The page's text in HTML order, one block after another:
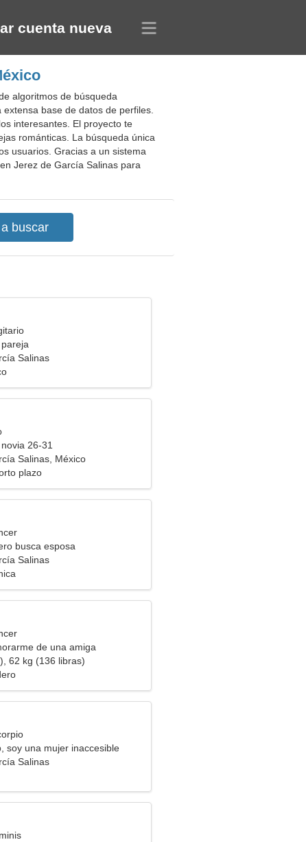
cuenta nueva
algoritmos de búsqueda
base de datos de perfiles.
interesantes. El proyecto te
románticas. La búsqueda única
usuarios. Gracias a un sistema
Jerez de García Salinas para
Salinas
26-31
Salinas, México
plazo
busca esposa
Salinas
de una amiga
62 kg (136 libras)
soy una mujer inaccesible
Salinas